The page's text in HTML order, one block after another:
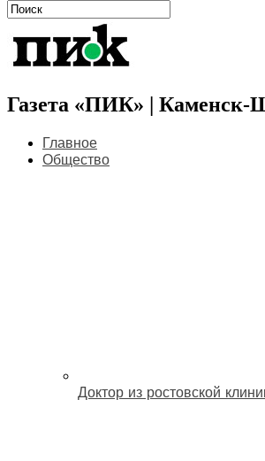
Газета «ПИК» | Каменск-
Главное
Общество
Доктор из ростовской